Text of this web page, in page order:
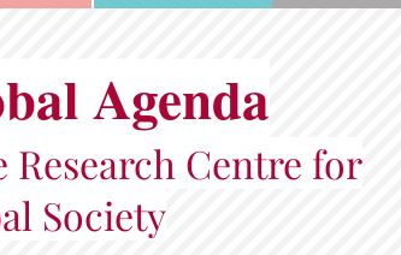
Agenda
Research Centre for
Society